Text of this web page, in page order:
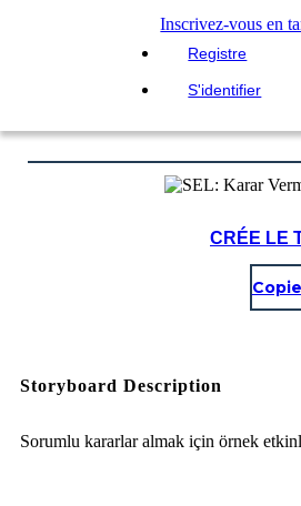
Inscrivez-vous en
Registre
S'identifier
CRÉE LE
Copie
Storyboard Description
Sorumlu kararlar almak için örnek